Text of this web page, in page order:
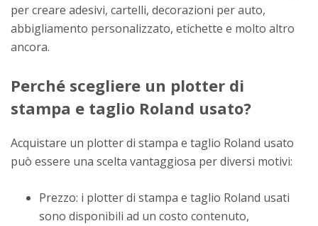
per creare adesivi, cartelli, decorazioni per auto,
abbigliamento personalizzato, etichette e molto altro
ancora.
Perché scegliere un plotter di
stampa e taglio Roland usato?
Acquistare un plotter di stampa e taglio Roland usato
può essere una scelta vantaggiosa per diversi motivi:
Prezzo: i plotter di stampa e taglio Roland usati
sono disponibili ad un costo contenuto,